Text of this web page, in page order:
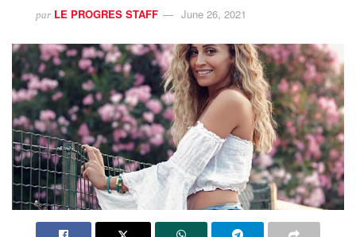
par LE PROGRES STAFF June 26, 2021